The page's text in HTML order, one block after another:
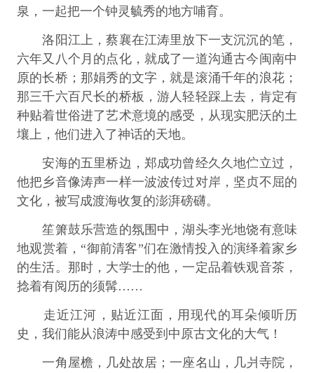
泉，一起把一个钟灵毓秀的地方哺育。
洛阳江上，蔡襄在江涛里放下一支沉沉的笔，
六年又八个月的点化，就成了一道沟通古今闽南中
原的长桥；那娟秀的文字，就是滚涌千年的浪花；
那三千六百尺长的桥板，游人轻轻踩上去，肯定有
种贴着世俗进了艺术意境的感受，从现实肥沃的土
壤上，他们进入了神话的天地。
安海的五里桥边，郑成功曾经久久地伫立过，
他把乡音像涛声一样一波波传过对岸，坚贞不屈的
文化，被写成渡海收复的澎湃磅礴。
笙箫鼓乐营造的氛围中，湖头李光地饶有意味
地观赏着，“御前清客”们在激情投入的演绎着家乡
的生活。那时，大学士的他，一定品着铁观音茶，
捻着有阅历的须髯……
走近江河，贴近江面，用现代的耳朵倾听历
史，我们能从浪涛中感受到中原古文化的大气！
一角屋檐，几处故居；一座名山，几爿寺院，